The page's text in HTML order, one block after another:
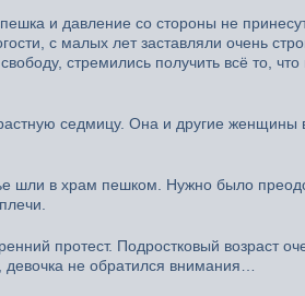
и давление со стороны не
с малых лет заставляли очень
стремились получить всё то,
седмицу. Она и другие женщины
шли в храм пешком. Нужно было
протест. Подростковый возраст
не обратился внимания…